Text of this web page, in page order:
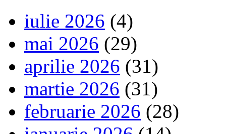
iulie 2026 (4)
mai 2026 (29)
aprilie 2026 (31)
martie 2026 (31)
februarie 2026 (28)